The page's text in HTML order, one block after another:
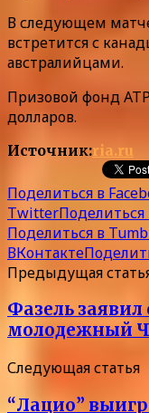
В следующем
встретится с
австралийцами.
Призовой фонд
долларов.
Источник:ria.ru
Поделиться в
Twitter
Поделиться в
ВКонтакте
Предыдущая
Фазель заявил
молодежный
Следующая статья
“Лацио”